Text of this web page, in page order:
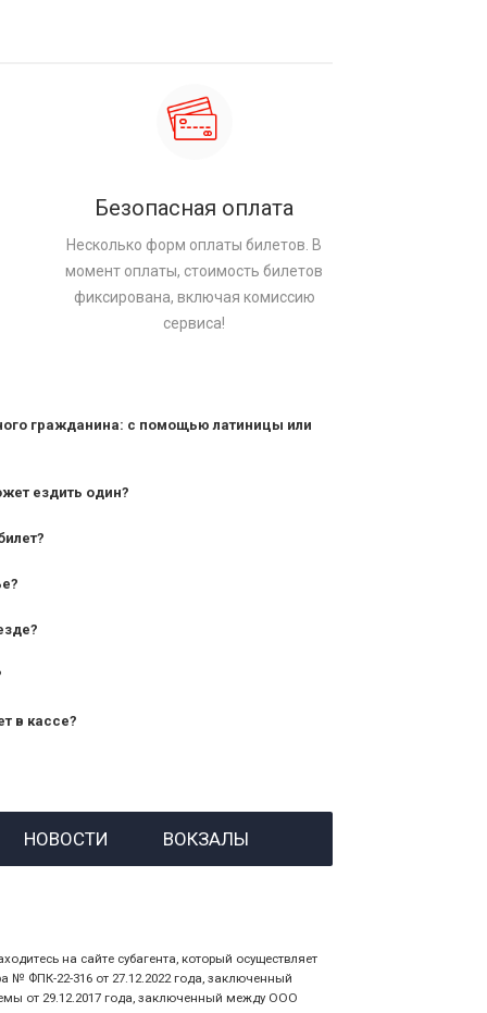
Безопасная оплата
Несколько форм оплаты билетов. В
момент оплаты, стоимость билетов
фиксирована, включая комиссию
сервиса!
гражданина: с помощью латиницы или
ездить один?
— от 10 лет и старше;
в кассе?
номер заказа;
НОВОСТИ ВОКЗАЛЫ
на сайте субагента, который осуществляет
№ ФПК-22-316 от 27.12.2022 года, заключенный
от 29.12.2017 года, заключенный между ООО